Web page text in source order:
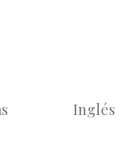
Inglés